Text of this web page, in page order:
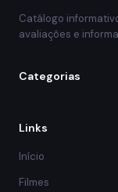
Catálogo
avaliações e
Categorias
Links
Início
Filmes